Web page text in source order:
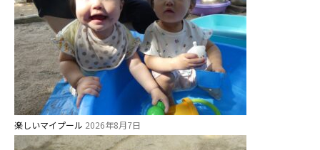
楽しいマイプール 2026年8月7日
0歳親子登園［マカロンクラス ]
1歳・2歳親子登園［マリポサクラ
ス ]
2歳児ひとり登園［ゆず組 ]
グループ施設・
関係先リンク